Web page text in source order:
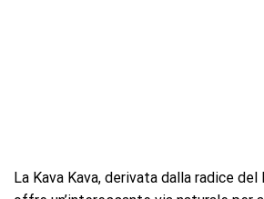
La Kava Kava, derivata dalla radice